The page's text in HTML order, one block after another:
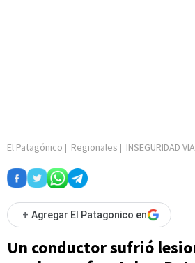
El Patagónico | Regionales | INSEGURIDAD
+ Agregar El Patagonico en
Un conductor sufrió